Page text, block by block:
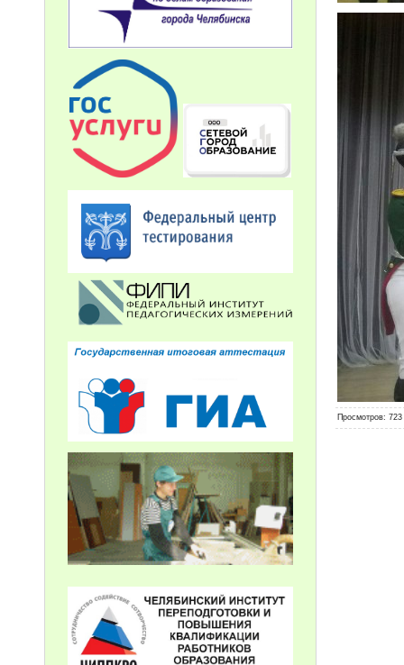
Просмотров: